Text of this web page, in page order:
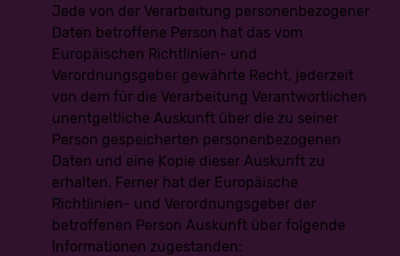
Jede von der Verarbeitung personenbezogener
Daten betroffene Person hat das vom
Europäischen Richtlinien- und
Verordnungsgeber gewährte Recht, jederzeit
von dem für die Verarbeitung Verantwortlichen
unentgeltliche Auskunft über die zu seiner
Person gespeicherten personenbezogenen
Daten und eine Kopie dieser Auskunft zu
erhalten. Ferner hat der Europäische
Richtlinien- und Verordnungsgeber der
betroffenen Person Auskunft über folgende
Informationen zugestanden:
Dauer, für die die personenbezogenen Daten
gespeichert werden
Das Kriterium für die Dauer der Speicherung von
personenbezogenen Daten ist die jeweilige gesetzliche
Aufbewahrungsfrist. Nach Ablauf der Frist werden die
entsprechenden Daten routinemäßig gelöscht, sofern sie
nicht mehr zur Vertragserfüllung oder Vertragsanbahnung
erforderlich sind.
Gesetzliche oder vertragliche Vorschriften zur
Bereitstellung der personenbezogenen Daten;
Erforderlichkeit für den Vertragsabschluss;
Verpflichtung der betroffenen Person, die
personenbezogenen Daten bereitzustellen; mögliche
Folgen der Nichtbereitstellung